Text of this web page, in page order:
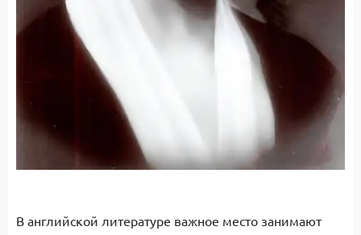
В английской литературе важное место занимают